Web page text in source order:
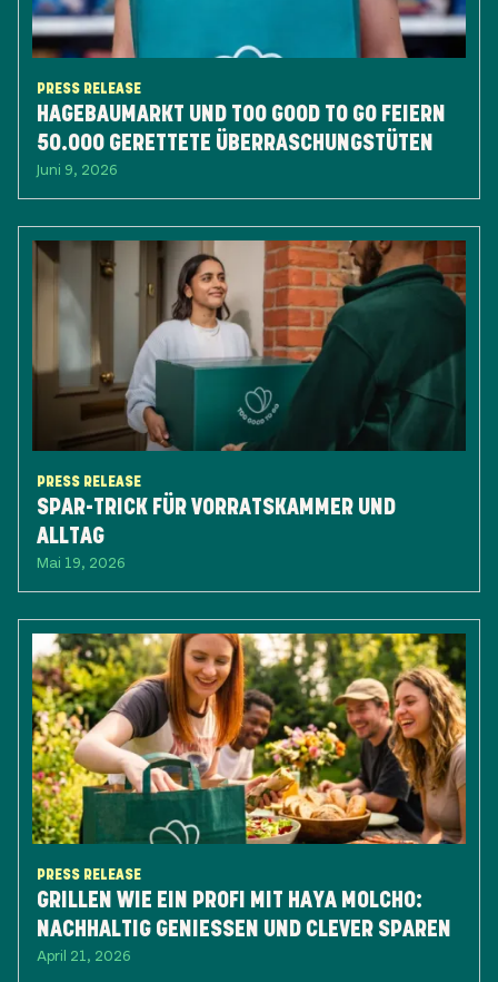
PRESS RELEASE
HAGEBAUMARKT UND TOO GOOD TO GO FEIERN
50.000 GERETTETE ÜBERRASCHUNGSTÜTEN
Juni 9, 2026
PRESS RELEASE
SPAR-TRICK FÜR VORRATSKAMMER UND
ALLTAG
Mai 19, 2026
PRESS RELEASE
GRILLEN WIE EIN PROFI MIT HAYA MOLCHO:
NACHHALTIG GENIESSEN UND CLEVER SPAREN
April 21, 2026